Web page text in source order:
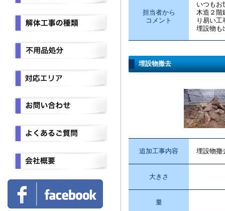
担当者から
コメント
いつもお
木造２階
り易い工
埋設物も
埋設物撤去
追加工事内容 埋設物撤
大きさ
量